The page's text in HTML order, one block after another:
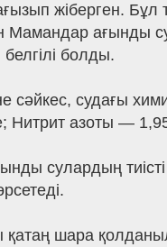
жіберген.
Мамандар ағынды
болды.
сәйкес, судағы
Нитрит азоты —
сулардың
қатаң шара